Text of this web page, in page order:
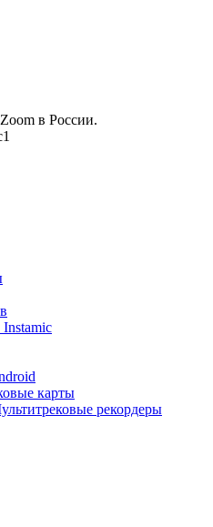
в России.
карты
рекордеры